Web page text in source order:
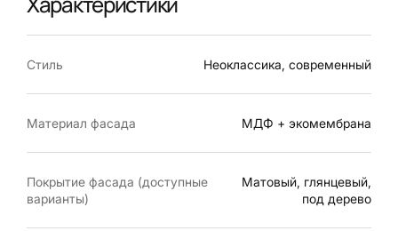
Стиль Неоклассика, современный
Материал фасада МДФ + экомембрана
Покрытие фасада (доступные
варианты)
Матовый, глянцевый,
под дерево